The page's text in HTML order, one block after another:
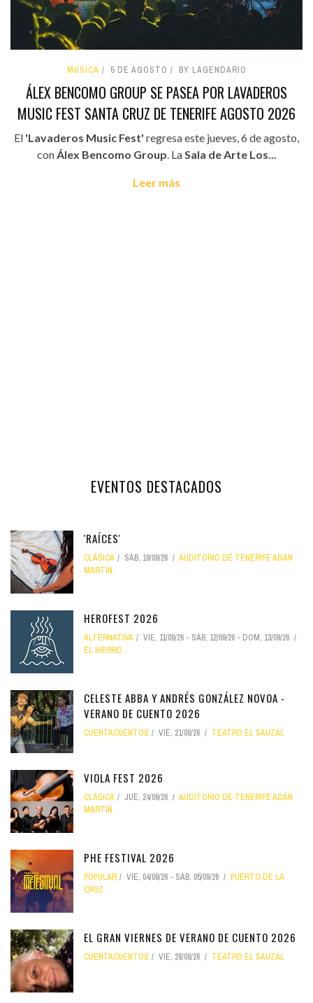
MÚSICA 5 DE AGOSTO BY LAGENDARIO
ÁLEX BENCOMO GROUP SE PASEA POR LAVADEROS
MUSIC FEST SANTA CRUZ DE TENERIFE AGOSTO 2026
El 'Lavaderos Music Fest' regresa este jueves, 6 de agosto,
conÁlex Bencomo Group. LaSala de Arte Los...
Leer más
EVENTOS DESTACADOS
'RAÍCES'
CLÁSICA SÁB, 19/09/26
AUDITORIO DE TENERIFE ADÁN
MARTÍN
HEROFEST 2026
ALTERNATIVA VIE, 11/09/26 - SÁB, 12/09/26 - DOM, 13/09/26
EL HIERRO
CELESTE ABBA Y ANDRÉS GONZÁLEZ NOVOA -
VERANO DE CUENTO 2026
CUENTACUENTOS VIE, 21/08/26 TEATRO EL SAUZAL
VIOLA FEST 2026
CLÁSICA JUE, 24/09/26
AUDITORIO DE TENERIFE ADÁN
MARTÍN
PHE FESTIVAL 2026
POPULAR VIE, 04/09/26 - SÁB, 05/09/26
PUERTO DE LA
CRUZ
EL GRAN VIERNES DE VERANO DE CUENTO 2026
CUENTACUENTOS VIE, 28/08/26 TEATRO EL SAUZAL